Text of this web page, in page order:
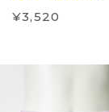
¥3,520